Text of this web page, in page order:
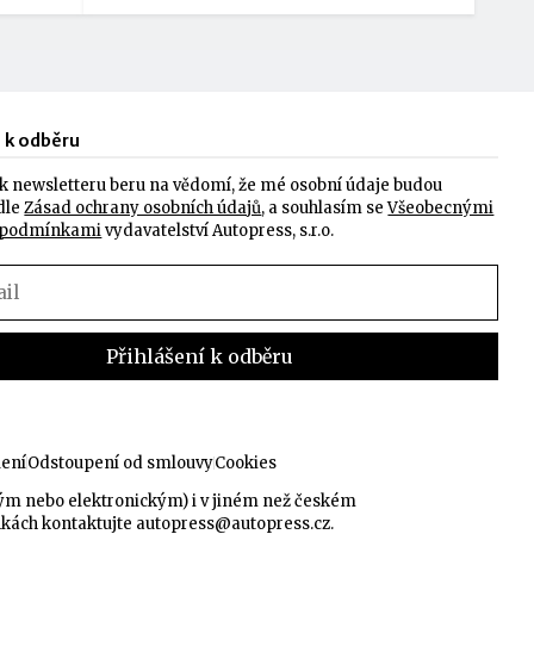
odběru
newsletteru beru na vědomí, že mé osobní údaje budou
Zásad ochrany osobních údajů, a souhlasím seVšeobecnými
vydavatelství Autopress, s.r.o.
Odstoupení od smlouvyCookies
nebo elektronickým) i v jiném než českém
kontaktujte autopress@autopress.cz.